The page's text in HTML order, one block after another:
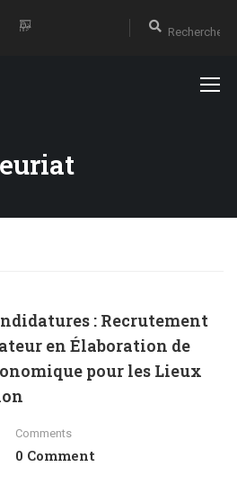
: Recrutement
en Élaboration de
pour les Lieux
Comments
0 Comment